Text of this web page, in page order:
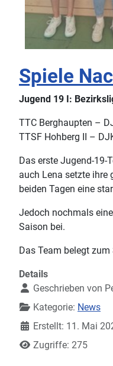
Spiele
Jugend 19 I:
TTC Berghaupten –
TTSF Hohberg II –
Das erste Jugend-
auch Lena setzte ihre
beiden Tagen eine
Jedoch nochmals
Saison bei.
Das Team belegt
Details
Geschrieben von
Kategorie: News
Erstellt: 11. Mai
Zugriffe: 275